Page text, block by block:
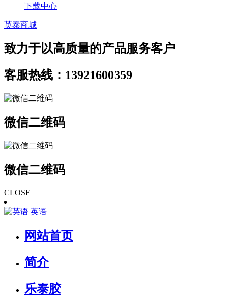
下载中心
英泰商城
致力于以高质量的产品服务客户
客服热线：13921600359
微信二维码
微信二维码
CLOSE
英语
网站首页
简介
乐泰胶